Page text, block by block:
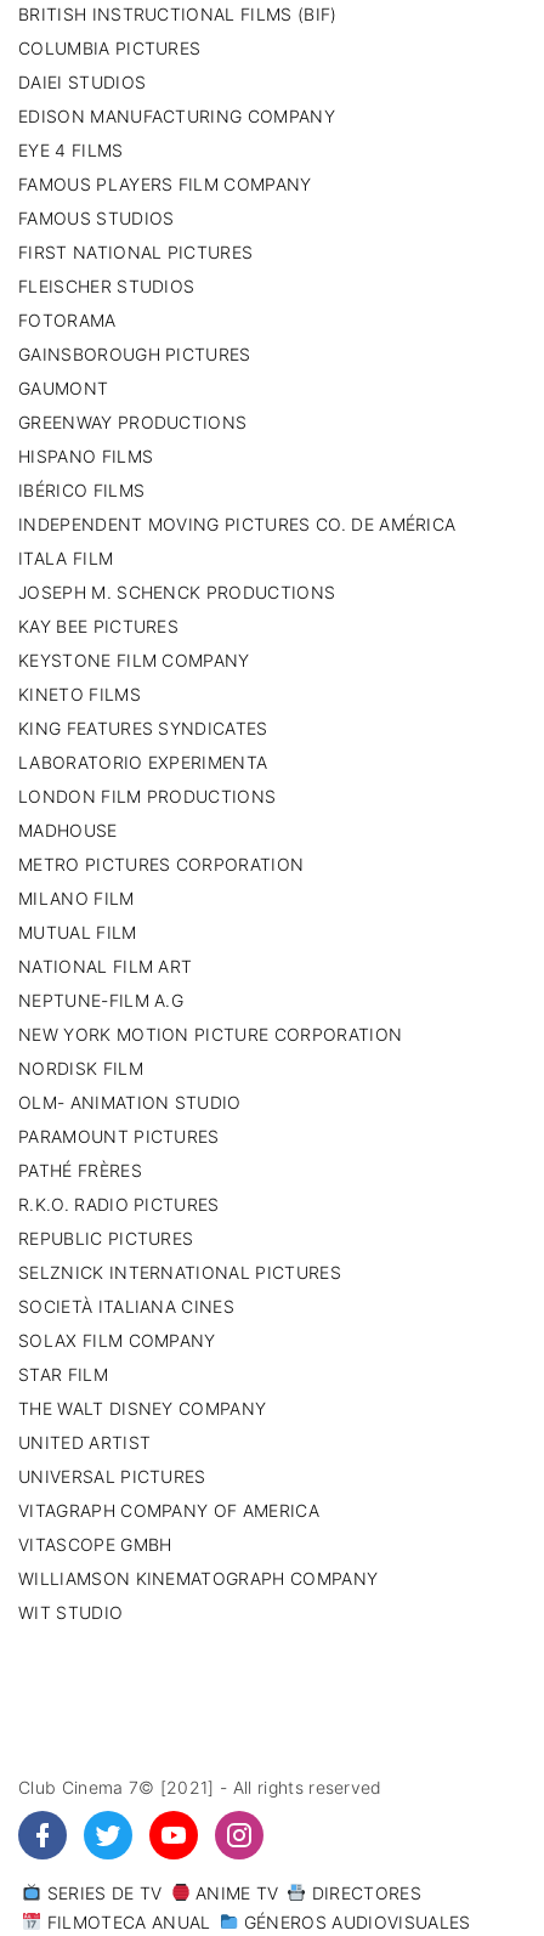
BRITISH INSTRUCTIONAL FILMS (BIF)
COLUMBIA PICTURES
DAIEI STUDIOS
EDISON MANUFACTURING COMPANY
EYE 4 FILMS
FAMOUS PLAYERS FILM COMPANY
FAMOUS STUDIOS
FIRST NATIONAL PICTURES
FLEISCHER STUDIOS
FOTORAMA
GAINSBOROUGH PICTURES
GAUMONT
GREENWAY PRODUCTIONS
HISPANO FILMS
IBÉRICO FILMS
INDEPENDENT MOVING PICTURES CO. DE AMÉRICA
ITALA FILM
JOSEPH M. SCHENCK PRODUCTIONS
KAY BEE PICTURES
KEYSTONE FILM COMPANY
KINETO FILMS
KING FEATURES SYNDICATES
LABORATORIO EXPERIMENTA
LONDON FILM PRODUCTIONS
MADHOUSE
METRO PICTURES CORPORATION
MILANO FILM
MUTUAL FILM
NATIONAL FILM ART
NEPTUNE-FILM A.G
NEW YORK MOTION PICTURE CORPORATION
NORDISK FILM
OLM- ANIMATION STUDIO
PARAMOUNT PICTURES
PATHÉ FRÈRES
R.K.O. RADIO PICTURES
REPUBLIC PICTURES
SELZNICK INTERNATIONAL PICTURES
SOCIETÀ ITALIANA CINES
SOLAX FILM COMPANY
STAR FILM
THE WALT DISNEY COMPANY
UNITED ARTIST
UNIVERSAL PICTURES
VITAGRAPH COMPANY OF AMERICA
VITASCOPE GMBH
WILLIAMSON KINEMATOGRAPH COMPANY
WIT STUDIO
Club Cinema 7© [2021] - All rights reserved
SERIES DE TV ANIME TV
DIRECTORES
FILMOTECA ANUAL
GÉNEROS AUDIOVISUALES